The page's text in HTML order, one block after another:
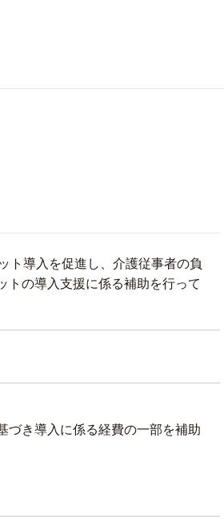
ト導入を促進し、介護従事者の負
トの導入支援に係る補助を行って
づき導入に係る経費の一部を補助